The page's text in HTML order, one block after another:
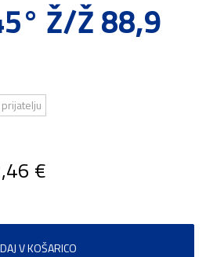
Ž/Ž 88,9
€
V KOŠARICO